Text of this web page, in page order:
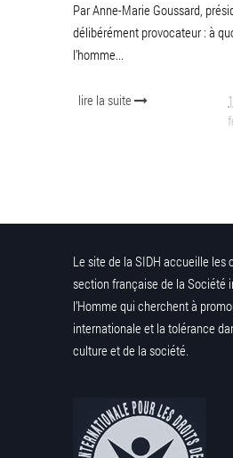
Par Anne-Marie Goussard,
délibérément provocateur : à
l’homme...
lire la suite
Le site de la SIDH accueille les
section française de la Société
l’Homme qui cherchent à
internationale et la tolérance
culture et de la société.